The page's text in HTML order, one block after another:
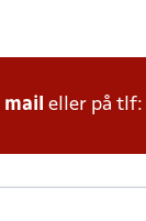
mail eller på tlf: